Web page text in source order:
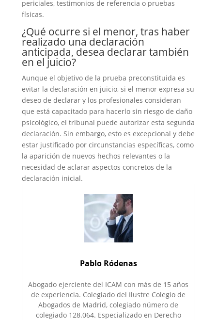
periciales, testimonios de referencia o pruebas
físicas.
¿Qué ocurre si el menor, tras haber
realizado una declaración
anticipada, desea declarar también
en el juicio?
Aunque el objetivo de la prueba preconstituida es
evitar la declaración en juicio, si el menor expresa su
deseo de declarar y los profesionales consideran
que está capacitado para hacerlo sin riesgo de daño
psicológico, el tribunal puede autorizar esta segunda
declaración. Sin embargo, esto es excepcional y debe
estar justificado por circunstancias específicas, como
la aparición de nuevos hechos relevantes o la
necesidad de aclarar aspectos concretos de la
declaración inicial.
Pablo Ródenas
Abogado ejerciente del ICAM con más de 15 años
de experiencia. Colegiado del Ilustre Colegio de
Abogados de Madrid, colegiado número de
colegiado 128.064. Especializado en Derecho